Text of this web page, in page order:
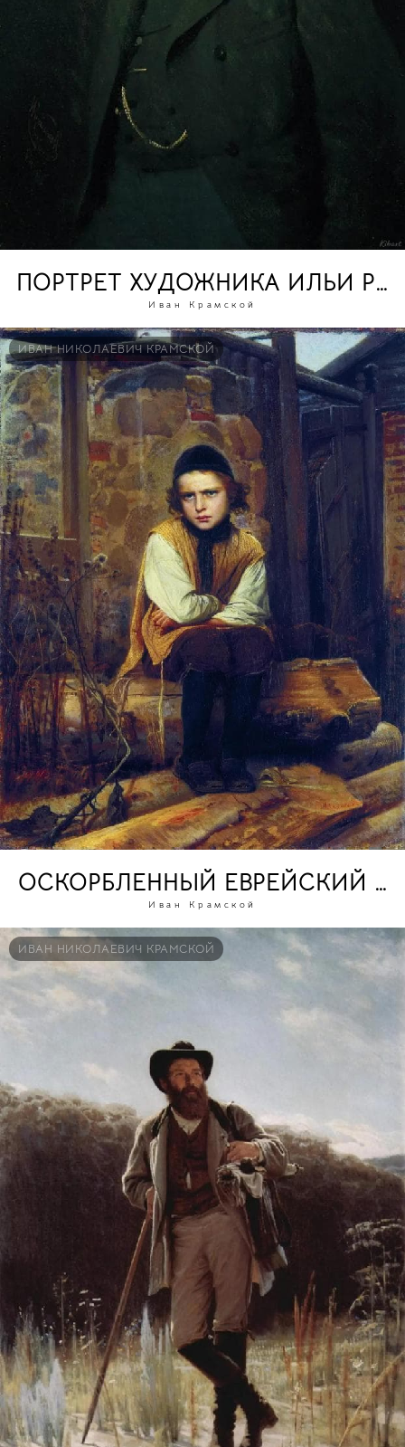
ПОРТРЕТ ХУДОЖНИКА ИЛЬИ
Иван Крамской
ИВАН НИКОЛАЕВИЧ КРАМСКОЙ
ОСКОРБЛЕННЫЙ ЕВРЕЙСКИЙ
Иван Крамской
ИВАН НИКОЛАЕВИЧ КРАМСКОЙ